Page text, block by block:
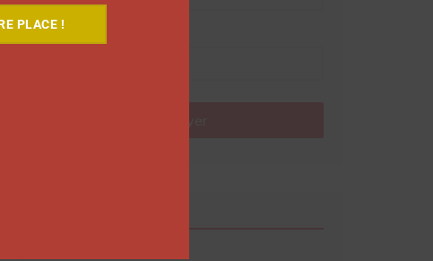
PLACE !